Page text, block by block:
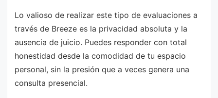
Lo valioso de realizar este tipo de evaluaciones a
través de Breeze es la privacidad absoluta y la
ausencia de juicio. Puedes responder con total
honestidad desde la comodidad de tu espacio
personal, sin la presión que a veces genera una
consulta presencial.